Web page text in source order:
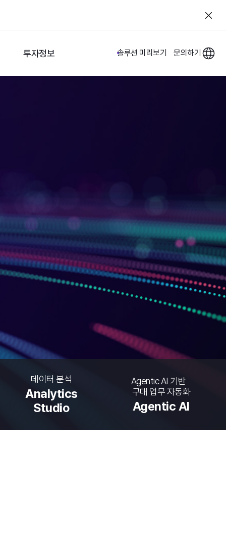
투자정보 솔루션 미리보기 문의하기
데이터 분석
Analytics
Studio
Agentic AI 기반
구매 업무 자동화
Agentic AI